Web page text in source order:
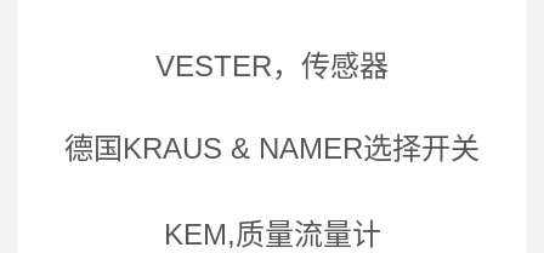
VESTER，传感器
德国KRAUS & NAMER选择开关
KEM,质量流量计